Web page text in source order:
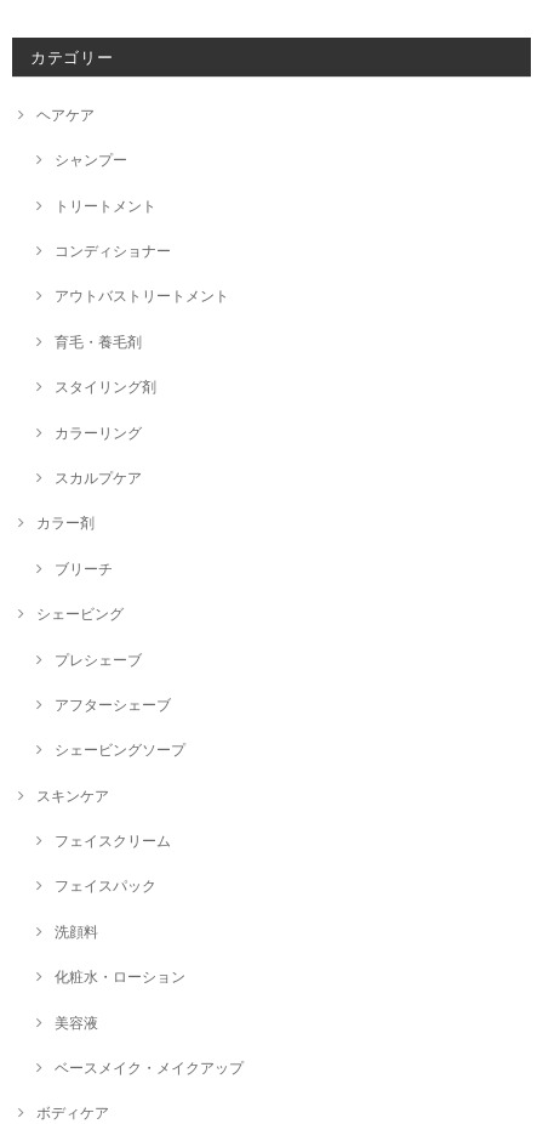
カテゴリー
ヘアケア
シャンプー
トリートメント
コンディショナー
アウトバストリートメント
育毛・養毛剤
スタイリング剤
カラーリング
スカルプケア
カラー剤
ブリーチ
シェービング
プレシェーブ
アフターシェーブ
シェービングソープ
スキンケア
フェイスクリーム
フェイスパック
洗顔料
化粧水・ローション
美容液
ベースメイク・メイクアップ
ボディケア